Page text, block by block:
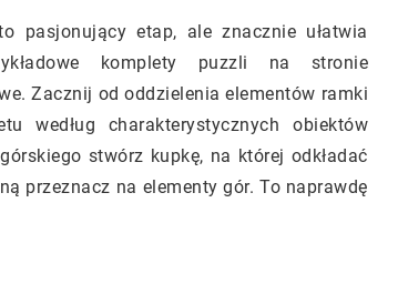
pasjonujący etap, ale znacznie ułatwia
komplety puzzli na stronie
Zacznij od oddzielenia elementów ramki
według charakterystycznych obiektów
stwórz kupkę, na której odkładać
przeznacz na elementy gór. To naprawdę